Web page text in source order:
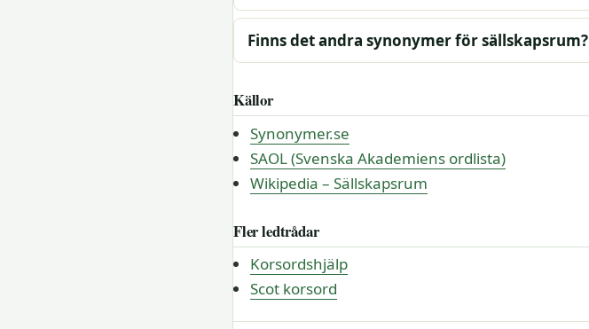
Finns det andra synonymer för sällskapsrum?
Källor
Synonymer.se
SAOL (Svenska Akademiens ordlista)
Wikipedia – Sällskapsrum
Fler ledtrådar
Korsordshjälp
Scot korsord